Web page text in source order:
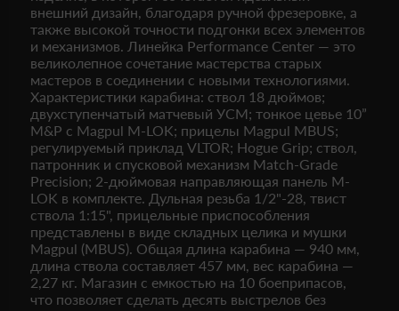
внешний дизайн, благодаря ручной фрезеровке, а
также высокой точности подгонки всех элементов
и механизмов. Линейка Performance Center — это
великолепное сочетание мастерства старых
мастеров в соединении с новыми технологиями.
Характеристики карабина: ствол 18 дюймов;
двухступенчатый матчевый УСМ; тонкое цевье 10”
М&P с Magpul M-LOK; прицелы Magpul MBUS;
регулируемый приклад VLTOR; Hogue Grip; ствол,
патронник и спусковой механизм Match-Grade
Precision; 2-дюймовая направляющая панель M-
LOK в комплекте. Дульная резьба 1/2"-28, твист
ствола 1:15", прицельные приспособления
представлены в виде складных целика и мушки
Magpul (MBUS). Общая длина карабина — 940 мм,
длина ствола составляет 457 мм, вес карабина —
2,27 кг. Магазин с емкостью на 10 боеприпасов,
что позволяет сделать десять выстрелов без